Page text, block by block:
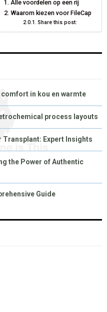
O
R O
N
D
I
Alle voordelen op een rij
Waarom kiezen voor FileCap
Share this post:
in kou en warmte
process layouts
Transplant: Expert Insights
the Power of Authentic
Guide